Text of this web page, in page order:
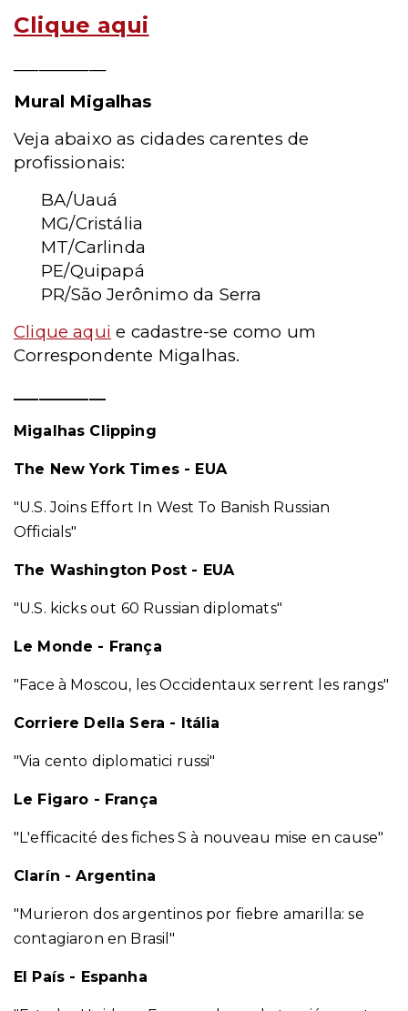
Clique aqui
Mural Migalhas
Veja abaixo as cidades carentes de
profissionais:
BA/Uauá
MG/Cristália
MT/Carlinda
PE/Quipapá
PR/São Jerônimo da Serra
Clique aqui e cadastre-se como um
Correspondente Migalhas.
Migalhas Clipping
The New York Times - EUA
"U.S. Joins Effort In West To Banish Russian
Officials"
The Washington Post - EUA
"U.S. kicks out 60 Russian diplomats"
Le Monde - França
"Face à Moscou, les Occidentaux serrent les rangs"
Corriere Della Sera - Itália
"Via cento diplomatici russi"
Le Figaro - França
"L'efficacité des fiches S à nouveau mise en cause"
Clarín - Argentina
"Murieron dos argentinos por fiebre amarilla: se
contagiaron en Brasil"
El País - Espanha